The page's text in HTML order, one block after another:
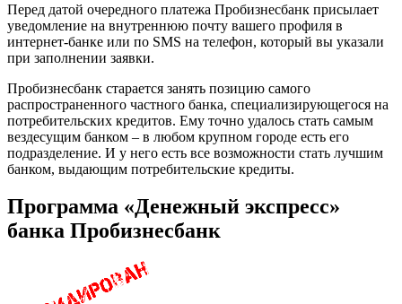
Перед датой очередного платежа Пробизнесбанк присылает
уведомление на внутреннюю почту вашего профиля в
интернет-банке или по SMS на телефон, который вы указали
при заполнении заявки.
Пробизнесбанк старается занять позицию самого
распространенного частного банка, специализирующегося на
потребительских кредитов. Ему точно удалось стать самым
вездесущим банком – в любом крупном городе есть его
подразделение. И у него есть все возможности стать лучшим
банком, выдающим потребительские кредиты.
Программа «Денежный экспресс»
банка Пробизнесбанк